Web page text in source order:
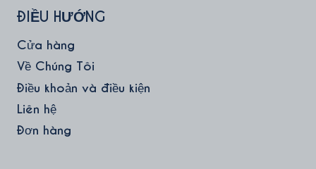
ĐIỀU HƯỚNG
Cửa hàng
Về Chúng Tôi
Điều khoản và điều kiện
Liên hệ
Đơn hàng